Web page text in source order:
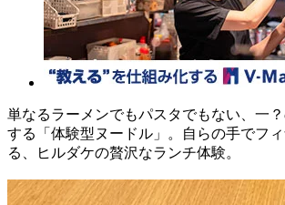
単なるラーメンでもパスタでもない、一
する「体験型ヌードル」。自らの手でフ
る、ヒルダケの贅沢なランチ体験。